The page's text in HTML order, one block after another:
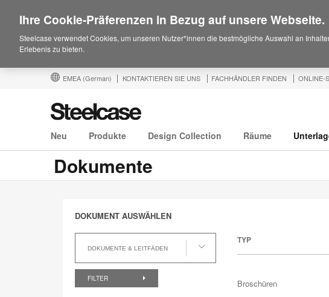
EMEA (German) KONTAKTIEREN SIE UNS FACHHÄNDLER FINDEN ONLINE-
Neu Produkte Design Collection Räume
Dokumente
DOKUMENT AUSWÄHLEN
DOKUMENTE & LEITFÄDEN
auswählen
FILTER
TYP
Broschüren
Ihre Cookie-Präferenzen in Bezug auf unsere Webseite.
Steelcase verwendet Cookies, um unseren Nutzer*innen die bestmögliche Auswahl an
Erlebenis zu bieten.